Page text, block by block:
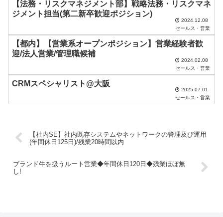
く
さ
い
【法務・リスクマネジメント部】戦略法務・リスクマネ
ジメント担当(第二新卒歓迎ポジション)
2024.12.08
セールス・営業
【都内】【営業系オープンポジション】営業経験者歓
迎/法人営業/管理職候補
2024.02.08
セールス・営業
CRMスペシャリスト@大阪
2025.07.01
セールス・営業
【社内SE】社内既存システムやネットワークの管理及び運用
(年間休日125日)/残業20時間以内
ブランド牛を扱うルート営業◆年間休日120日◆残業ほぼ無
し!